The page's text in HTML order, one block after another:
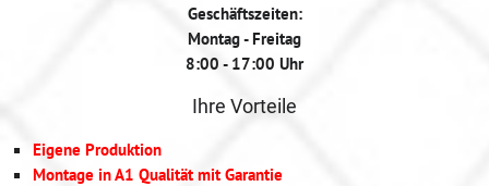
Geschäftszeiten:
Montag - Freitag
8:00 - 17:00 Uhr
Ihre Vorteile
Eigene Produktion
Montage in A1 Qualität mit Garantie